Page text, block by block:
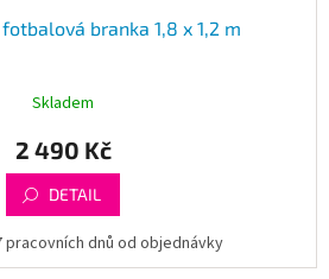
branka 1,8 x 1,2 m
Skladem
2 490 Kč
DETAIL
pracovních dnů od objednávky